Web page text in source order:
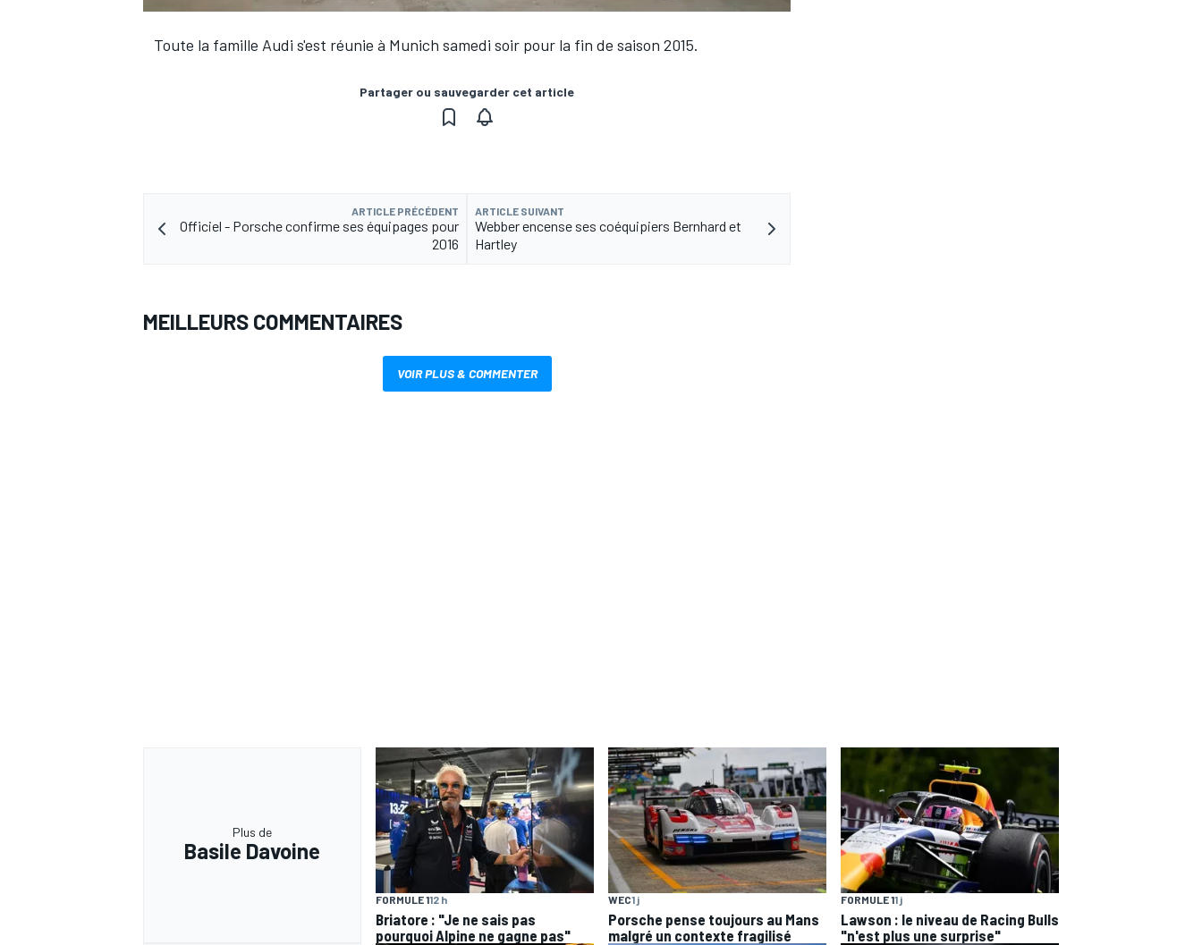
Toute la famille Audi s'est réunie à Munich samedi soir pour la fin de saison 2015.
Partager ou sauvegarder cet article
ARTICLE PRÉCÉDENT
Officiel - Porsche confirme ses équipages pour
2016
ARTICLE SUIVANT
Webber encense ses coéquipiers Bernhard et
Hartley
MEILLEURS COMMENTAIRES
VOIR PLUS & COMMENTER
Plus de
Basile Davoine
FORMULE 112 h
Briatore : "Je ne sais pas
pourquoi Alpine ne gagne pas"
WEC1 j
Porsche pense toujours au Mans
malgré un contexte fragilisé
FORMULE 11 j
Lawson : le niveau de Racing Bulls
"n'est plus une surprise"